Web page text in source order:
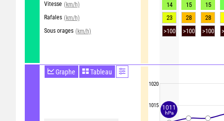
Vitesse (km/h)
Rafales (km/h)
Sous orages (km/h)
Graphe Tableau
1020
1015
14
15 15
23
28 28
1011
hPa